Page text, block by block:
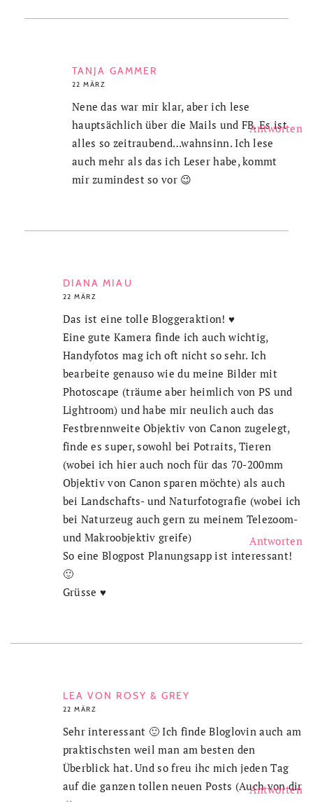
TANJA GAMMER
22 MÄRZ
Nene das war mir klar, aber ich lese
hauptsächlich über die Mails und FB. Es ist
alles so zeitraubend…wahnsinn. Ich lese
auch mehr als das ich Leser habe, kommt
mir zumindest so vor 😉
DIANA MIAU
22 MÄRZ
Antworten
Das ist eine tolle Bloggeraktion! ♥
Eine gute Kamera finde ich auch wichtig,
Handyfotos mag ich oft nicht so sehr. Ich
bearbeite genauso wie du meine Bilder mit
Photoscape (träume aber heimlich von PS und
Lightroom) und habe mir neulich auch das
Festbrennweite Objektiv von Canon zugelegt,
finde es super, sowohl bei Potraits, Tieren
(wobei ich hier auch noch für das 70-200mm
Objektiv von Canon sparen möchte) als auch
bei Landschafts- und Naturfotografie (wobei ich
bei Naturzeug auch gern zu meinem Telezoom-
und Makroobjektiv greife)
So eine Blogpost Planungsapp ist interessant!
🙂
Grüsse ♥
LEA VON ROSY & GREY
22 MÄRZ
Antworten
Sehr interessant 🙂 Ich finde Bloglovin auch am
praktischsten weil man am besten den
Überblick hat. Und so freu ihc mich jeden Tag
auf die ganzen tollen neuen Posts (Auch von dir
Antworten